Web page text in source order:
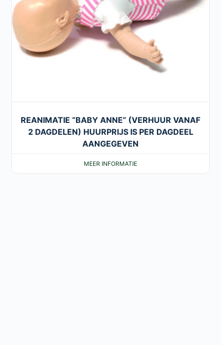
REANIMATIE “BABY ANNE” (VERHUUR VANAF
2 DAGDELEN) HUURPRIJS IS PER DAGDEEL
AANGEGEVEN
MEER INFORMATIE